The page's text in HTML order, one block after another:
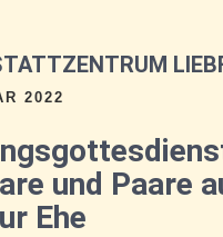
2022
und Paare
Ehe